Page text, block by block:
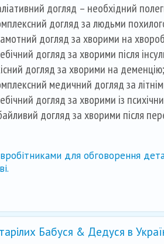
догляд – необхідний
догляд за людьми
догляд за хворими на
догляд за хворими після
догляд за хворими на деменцію;
медичний догляд за
догляд за хворими із
догляд за хворими після
для обговорення
Бабуся & Дедуся в